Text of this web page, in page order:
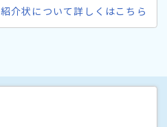
紹介状について詳しくはこちら